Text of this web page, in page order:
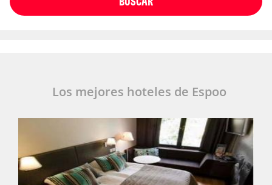
Los mejores hoteles de Espoo